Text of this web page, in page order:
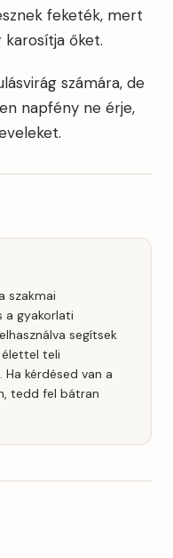
feketék, mert
karosítja őket.
számára, de
napfény ne érje,
szakmai
a gyakorlati
segítsek
élettel teli
Ha kérdésed van a
tedd fel bátran